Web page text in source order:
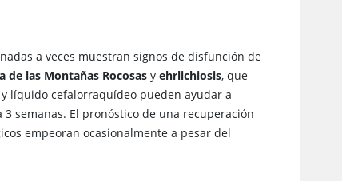
a veces muestran signos de disfunción de
de las Montañas Rocosas yehrlichiosis, que
líquido cefalorraquídeo pueden ayudar a
semanas. El pronóstico de una recuperación
empeoran ocasionalmente a pesar del